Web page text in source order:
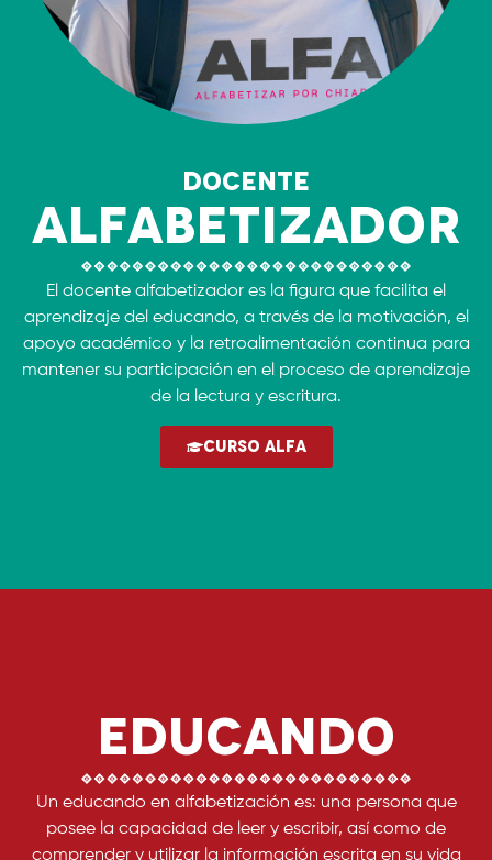
Docente
Alfabetizador
El docente alfabetizador es la figura que facilita el
aprendizaje del educando, a través de la motivación, el
apoyo académico y la retroalimentación continua para
mantener su participación en el proceso de aprendizaje
de la lectura y escritura.
Curso ALFA
Educando
Un educando en alfabetización es: una persona que
posee la capacidad de leer y escribir, así como de
comprender y utilizar la información escrita en su vida